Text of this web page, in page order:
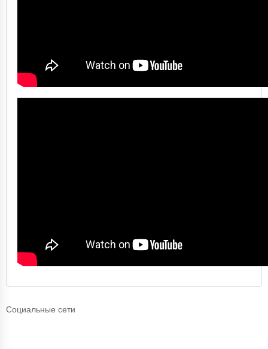
Социальные сети